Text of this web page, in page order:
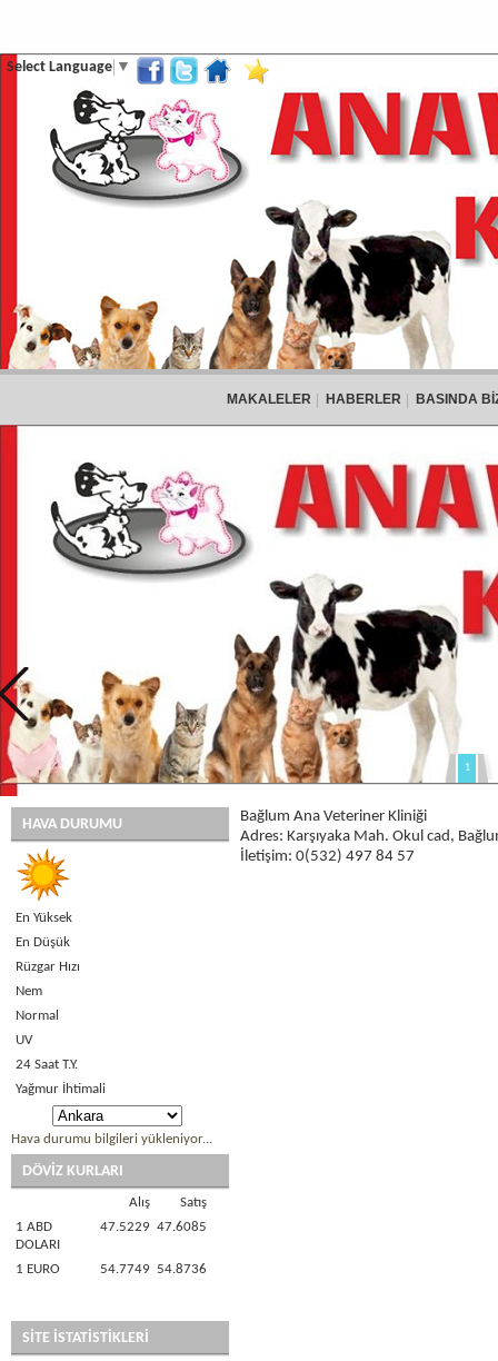
MAKALELER HABERLER BASINDA
Select Language ▼
1
HAVA DURUMU
En Yüksek
En Düşük
Rüzgar Hızı
Nem
Normal
UV
24 Saat T.Y.
Yağmur İhtimali
Hava durumu bilgileri yükleniyor...
DÖVİZ KURLARI
Alış
Satış
1 ABD
DOLARI
47.5229 47.6085
1 EURO 54.7749 54.8736
SİTE İSTATİSTİKLERİ
Bağlum Ana Veteriner Kliniği
Adres: Karşıyaka Mah. Okul cad,
İletişim: 0(532) 497 84 57